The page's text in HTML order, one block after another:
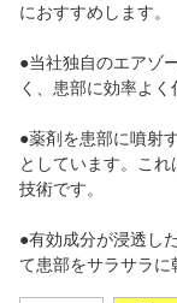
におすすめします。
●当社独自のエアゾ
く、患部に効率よく
●薬剤を患部に噴射
としています。こ
技術です。
●有効成分が浸透し
て患部をサラサラに